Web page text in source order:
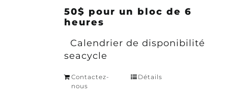
50$ pour un bloc de 6
heures
Calendrier de disponibilité
seacycle
Contactez-
nous
Détails